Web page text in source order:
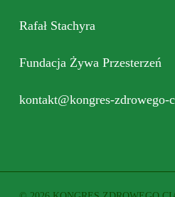
Rafał Stachyra
Fundacja Żywa Przesterzeń
kontakt@kongres-zdrowego-